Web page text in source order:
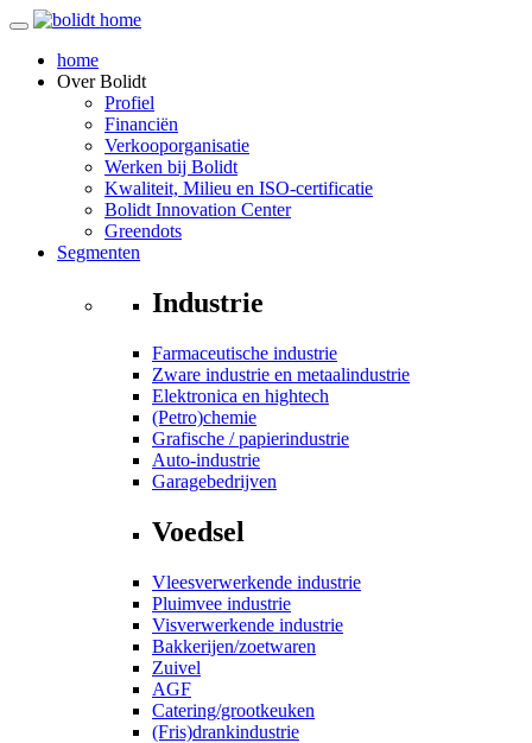
home
OverBolidt
Profiel
Financiën
Verkooporganisatie
Werken bij Bolidt
Kwaliteit, Milieu en ISO-certificatie
Bolidt Innovation Center
Greendots
Segmenten
Industrie
Farmaceutische industrie
Zware industrie en metaalindustrie
Elektronica en hightech
(Petro)chemie
Grafische / papierindustrie
Auto-industrie
Garagebedrijven
Voedsel
Vleesverwerkende industrie
Pluimvee industrie
Visverwerkende industrie
Bakkerijen/zoetwaren
Zuivel
AGF
Catering/grootkeuken
(Fris)drankindustrie